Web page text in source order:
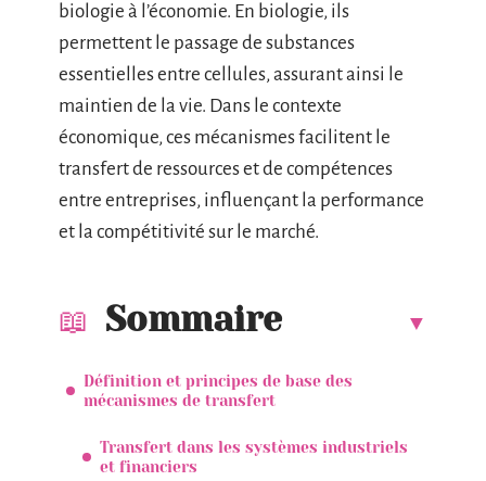
biologie à l’économie. En biologie, ils
permettent le passage de substances
essentielles entre cellules, assurant ainsi le
maintien de la vie. Dans le contexte
économique, ces mécanismes facilitent le
transfert de ressources et de compétences
entre entreprises, influençant la performance
et la compétitivité sur le marché.
Sommaire
Définition et principes de base des
mécanismes de transfert
Transfert dans les systèmes industriels
et financiers